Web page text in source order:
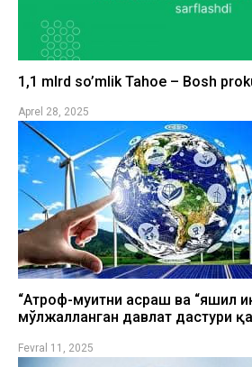
1,1 mlrd so’mlik Tahoe – Bosh
Aprel 28, 2025
“Атроф-муҳитни асраш ва “яшил
мўлжалланган давлат дастури
Fevral 11, 2025